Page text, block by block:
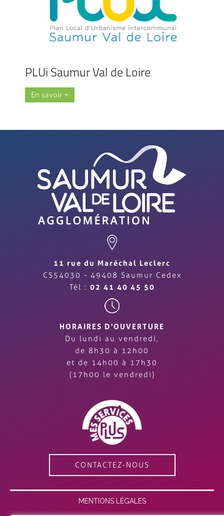
PLUi Saumur Val de Loire
En savoir +
11 rue du Maréchal Leclerc
CS54030 - 49408 Saumur Cedex
Tél : 02 41 40 45 50
HORAIRES D'OUVERTURE
Du lundi au vendredi,
de 8h30 à 12h00
et de 14h00 à 17h30
(17h00 le vendredi)
CONTACTEZ-NOUS
MENTIONS LÉGALES